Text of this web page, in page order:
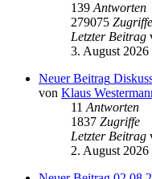
139 Antworten
279075 Zugriffe
Letzter Beitrag
3. August 2026
Neuer Beitrag
von Klaus
11 Antworten
1837 Zugriffe
Letzter Beitrag
2. August 2026